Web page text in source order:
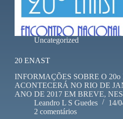
Uncategorized
20 ENAST
INFORMAÇÕES SOBRE O 20o
ACONTECERÁ NO RIO DE
ANO DE 2017 EM BREVE,
Leandro L S Guedes
14/
2 comentários